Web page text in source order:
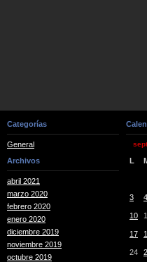
Categorías
General
Archivos
abril 2021
marzo 2020
febrero 2020
enero 2020
diciembre 2019
noviembre 2019
octubre 2019
L
3 4
10
17
24